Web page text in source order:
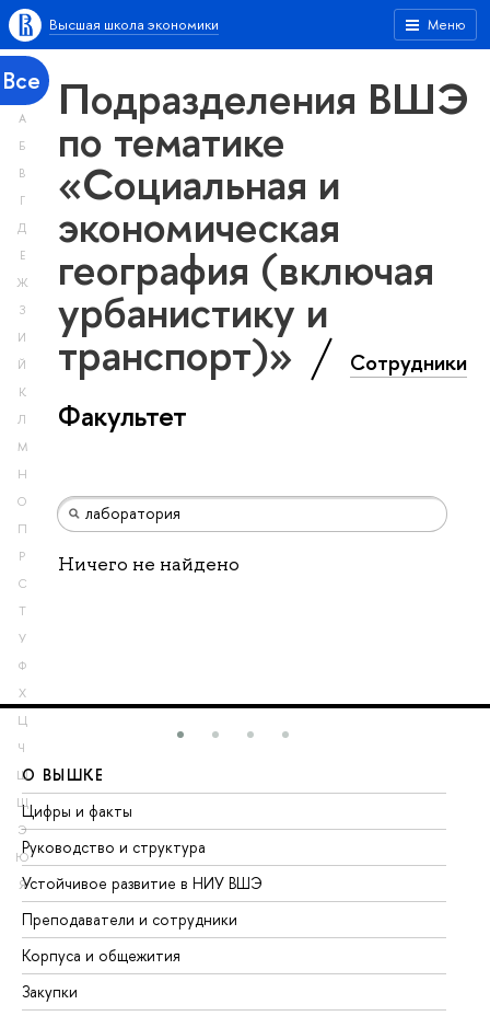
Меню
Высшая школа экономики
Все
А
Б
В
Г
Д
Е
Ж
З
И
Й
К
Л
М
Н
О
П
Р
С
Т
У
Ф
Х
Ц
Ч
Ш
Щ
Э
Ю
Я
Подразделения ВШЭ
по тематике
«Социальная и
экономическая
география (включая
урбанистику и
транспорт)» Сотрудники
Факультет
Ничего не найдено
О ВЫШКЕ
Цифры и факты
Руководство и структура
Устойчивое развитие в НИУ ВШЭ
Преподаватели и сотрудники
Корпуса и общежития
Закупки